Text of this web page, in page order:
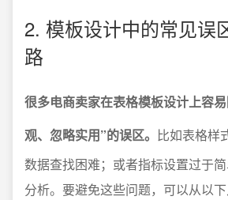
2. 模板设计中的常见误
路
很多电商卖家在表格模板设计上容
观、忽略实用”的误区。 比如表格样
数据查找困难；或者指标设置过于
分析。要避免这些问题，可以从以下